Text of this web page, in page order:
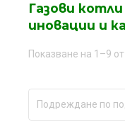
Газови
иновации и
Показване на 1–9